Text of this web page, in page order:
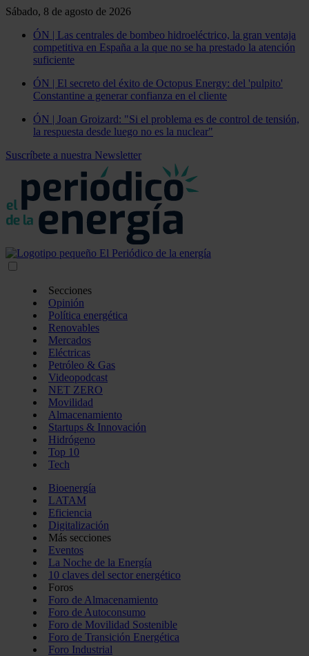
Sábado, 8 de agosto de 2026
ÓN | Las centrales de bombeo hidroeléctrico, la gran ventaja
competitiva en España a la que no se ha prestado la atención
suficiente
ÓN | El secreto del éxito de Octopus Energy: del 'pulpito'
Constantine a generar confianza en el cliente
ÓN | Joan Groizard: "Si el problema es de control de tensión,
la respuesta desde luego no es la nuclear"
Suscríbete a nuestra Newsletter
Secciones
Opinión
Política energética
Renovables
Mercados
Eléctricas
Petróleo & Gas
Videopodcast
NET ZERO
Movilidad
Almacenamiento
Startups & Innovación
Hidrógeno
Top 10
Tech
Bioenergía
LATAM
Eficiencia
Digitalización
Más secciones
Eventos
La Noche de la Energía
10 claves del sector energético
Foros
Foro de Almacenamiento
Foro de Autoconsumo
Foro de Movilidad Sostenible
Foro de Transición Energética
Foro Industrial